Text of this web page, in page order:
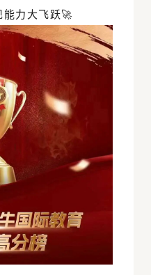
力大飞跃🚀